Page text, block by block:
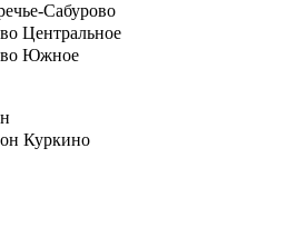
Сабурово
Центральное
Южное
Куркино